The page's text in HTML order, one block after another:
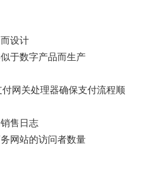
设计
于数字产品而生产
网关处理器确保支付流程顺
售日志
网站的访问者数量